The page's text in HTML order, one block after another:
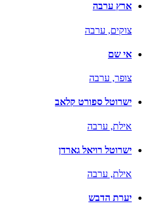
ארץ ערבה
צוקים, ערבה
אי שם
צופר, ערבה
ישרוטל ספורט קלאב
אילת, ערבה
ישרוטל רויאל גארדן
אילת, ערבה
יערת הדבש